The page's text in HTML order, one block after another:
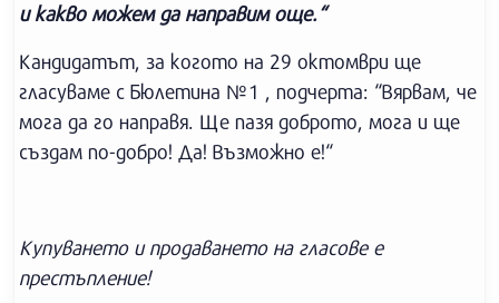
и какво можем да направим още.“
Кандидатът, за когото на 29 октомври ще
гласуваме с Бюлетина №1 , подчерта: “Вярвам, че
мога да го направя. Ще пазя доброто, мога и ще
създам по-добро! Да! Възможно е!“
Купуването и продаването на гласове е
престъпление!